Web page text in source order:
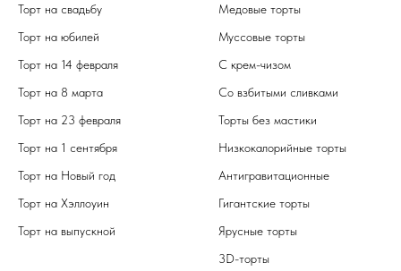
Торт на свадьбу
Торт на юбилей
Торт на 14 февраля
Торт на 8 марта
Торт на 23 февраля
Торт на 1 сентября
Торт на Новый год
Торт на Хэллоуин
Торт на выпускной
Медовые торты
Муссовые торты
С крем-чизом
Со взбитыми сливками
Торты без мастики
Низкокалорийные торты
Антигравитационные
Гигантские торты
Ярусные торты
3D-торты